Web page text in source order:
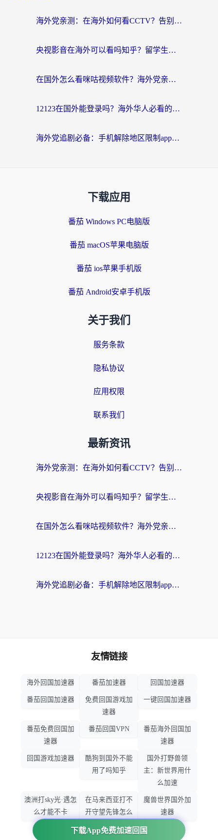
海外党亲测：在海外如何看CCTV？告别“仅限大陆播放”的实用指南
央视影音在海外可以看吗知乎？留学生亲测：3步解决地域限制+追剧自由
在国外怎么看咪咕视频软件？海外党亲测有效的回国加速方案
12123在国外能登录吗？海外华人必看的回国加速实用指南
海外党追剧必备：手机解除地区限制app怎么选？解决央视视频&国内剧地区限制全指南
下载应用
番茄 Windows PC电脑版
番茄 macOS苹果电脑版
番茄 ios苹果手机版
番茄 Android安卓手机版
关于我们
服务条款
隐私协议
应用权限
联系我们
最新资讯
海外党亲测：在海外如何看CCTV？告别“仅限大陆播放”的实用指南
央视影音在海外可以看吗知乎？留学生亲测：3步解决地域限制+追剧自由
在国外怎么看咪咕视频软件？海外党亲测有效的回国加速方案
12123在国外能登录吗？海外华人必看的回国加速实用指南
海外党追剧必备：手机解除地区限制app怎么选？解决央视视频&国内剧地区限制全指南
下载App免费加速回国
友情链接
海外回国加速器 番茄加速器 回国加速器
番茄回国加速器
免费回国游戏加
速器
一键回国加速器
番茄免费回国加
速器
番茄回国VPN
番茄海外回国加
速器
回国游戏加速器
酷狗到国外不能
用了吗知乎
国外打野兽领
主：新世界用什
么加速
澳洲打sky光·遇怎
么才能不卡
在马来西亚打不
开守望先锋怎么
办
魔兽世界国外加
速器